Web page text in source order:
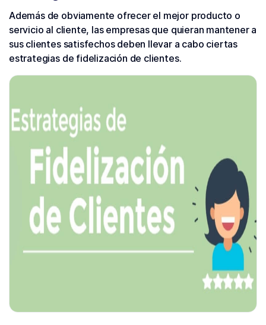
Además de obviamente ofrecer el mejor producto o
servicio al cliente, las empresas que quieran mantener a
sus clientes satisfechos deben llevar a cabo ciertas
estrategias de fidelización de clientes.